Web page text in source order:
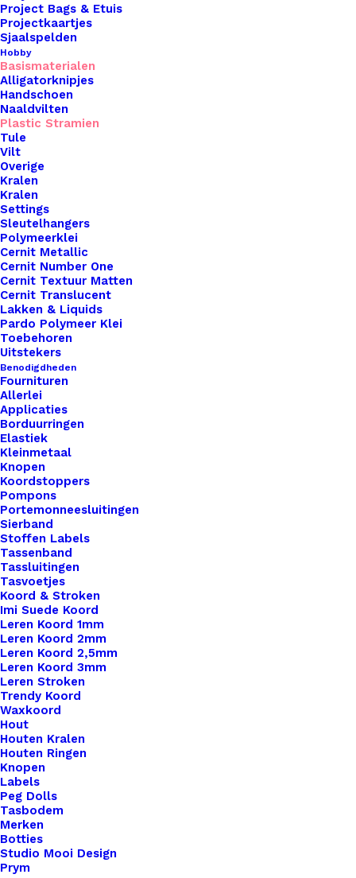
Project Bags & Etuis
Projectkaartjes
Sjaalspelden
Hobby
Basismaterialen
Alligatorknipjes
Handschoen
Naaldvilten
Plastic Stramien
Tule
Vilt
Overige
Kralen
Kralen
Settings
Sleutelhangers
Polymeerklei
Cernit Metallic
Cernit Number One
Cernit Textuur Matten
Cernit Translucent
Lakken & Liquids
Pardo Polymeer Klei
Toebehoren
Uitstekers
Benodigdheden
Fournituren
Allerlei
Applicaties
Borduurringen
Elastiek
Kleinmetaal
Knopen
Koordstoppers
Pompons
Portemonneesluitingen
Sierband
Stoffen Labels
Tassenband
Tassluitingen
Tasvoetjes
Koord & Stroken
Imi Suede Koord
Leren Koord 1mm
Leren Koord 2mm
Leren Koord 2,5mm
Leren Koord 3mm
Leren Stroken
Trendy Koord
Waxkoord
Hout
Houten Kralen
Houten Ringen
Knopen
Labels
Peg Dolls
Tasbodem
Merken
Botties
Studio Mooi Design
Prym
Nog meer leuks!
Metalen Vingerring, Voor Bolsteentjes
€0,95